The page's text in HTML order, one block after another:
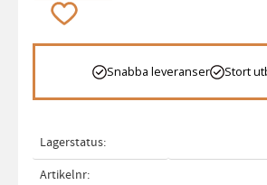
Lägg till i favoriter
Snabba leveranser Stort
Lagerstatus
Artikelnr